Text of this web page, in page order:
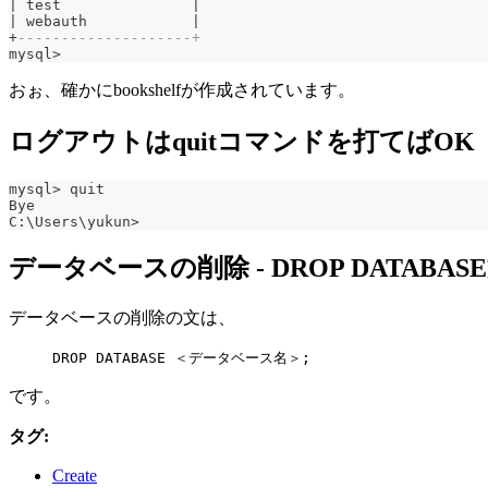
test
webauth
+--------------------+
mysql >
おぉ、確かにbookshelfが作成されています。
ログアウトはquitコマンドを打てばOK
mysql > quit
Bye
C:\Users\yukun>
データベースの削除 - DROP
データベースの削除の文は、
DROP DATABASE ＜データベース名＞;
です。
タグ:
Create